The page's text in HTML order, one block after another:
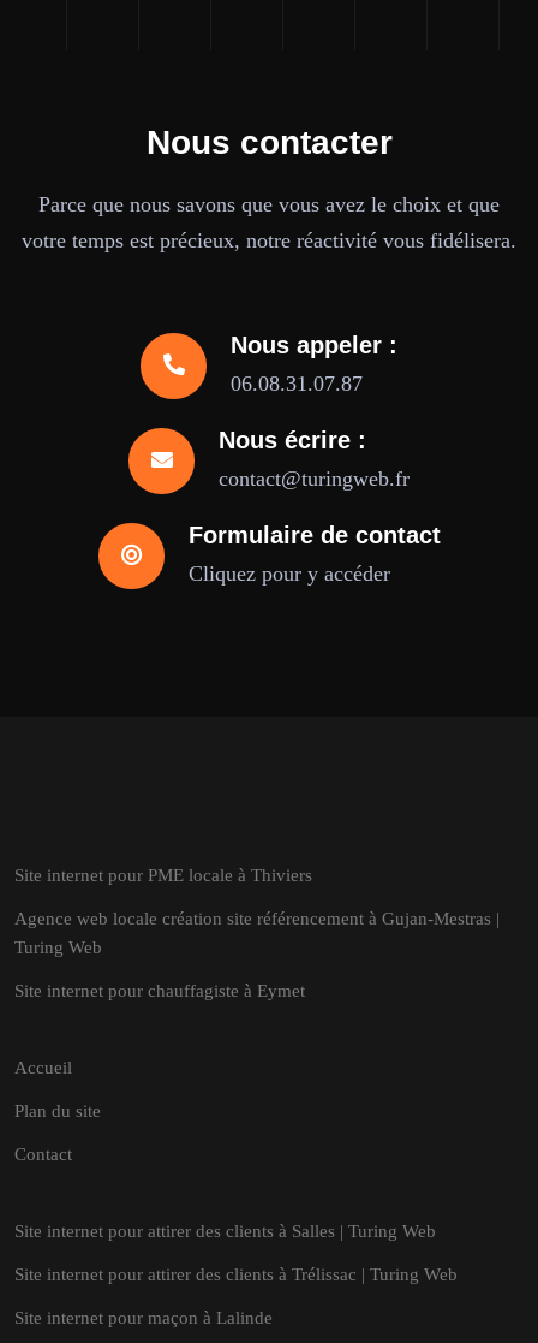
Nous contacter
Parce que nous savons que vous avez le choix et que
votre temps est précieux, notre réactivité vous fidélisera.
Nous appeler :
06.08.31.07.87
Nous écrire :
contact@turingweb.fr
Formulaire de contact
Cliquez pour y accéder
Site internet pour PME locale à Thiviers
Agence web locale création site référencement à Gujan-Mestras |
Turing Web
Site internet pour chauffagiste à Eymet
Accueil
Plan du site
Contact
Site internet pour attirer des clients à Salles | Turing Web
Site internet pour attirer des clients à Trélissac | Turing Web
Site internet pour maçon à Lalinde